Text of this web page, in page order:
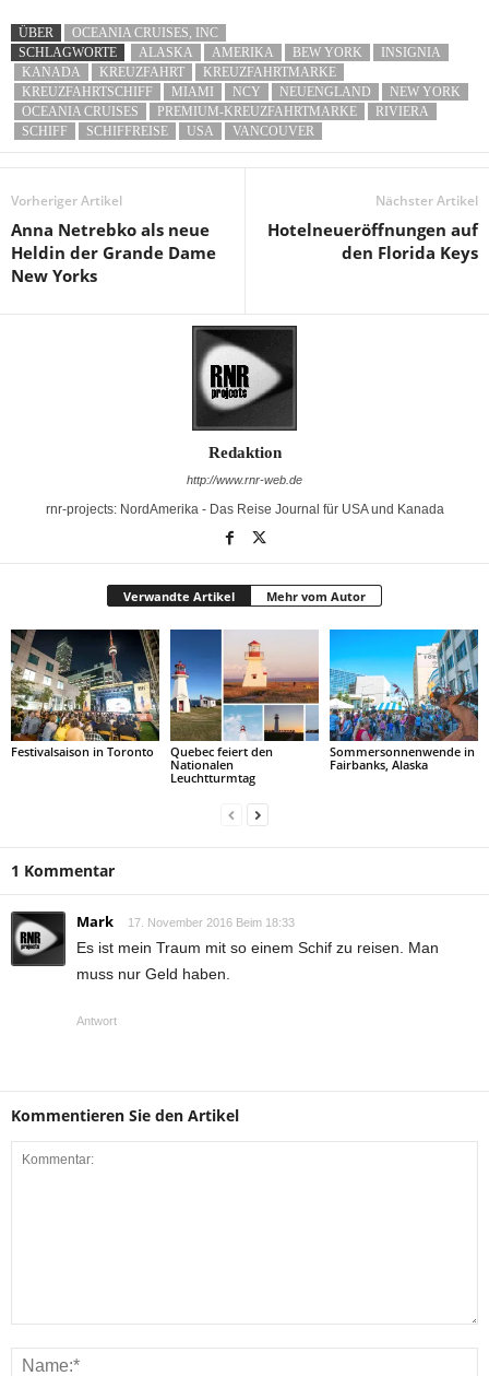
ÜBER
OCEANIA CRUISES, INC
SCHLAGWORTE
ALASKA AMERIKA BEW YORK
INSIGNIA
KANADA
KREUZFAHRT
KREUZFAHRTMARKE
KREUZFAHRTSCHIFF
MIAMI NCY NEUENGLAND
NEW YORK
OCEANIA CRUISES
PREMIUM-KREUZFAHRTMARKE
RIVIERA
SCHIFF
SCHIFFREISE USA VANCOUVER
Vorheriger Artikel
Anna Netrebko als neue
Heldin der Grande Dame
New Yorks
Nächster Artikel
Hotelneueröffnungen auf
den Florida Keys
Redaktion
http://www.rnr-web.de
rnr-projects: NordAmerika - Das Reise Journal für USA und Kanada
Verwandte Artikel Mehr vom Autor
Festivalsaison in Toronto
Quebec feiert den
Nationalen
Leuchtturmtag
Sommersonnenwende in
Fairbanks, Alaska
1 Kommentar
Mark 17. November 2016 Beim 18:33
Es ist mein Traum mit so einem Schif zu reisen. Man
muss nur Geld haben.
Antwort
Kommentieren Sie den Artikel